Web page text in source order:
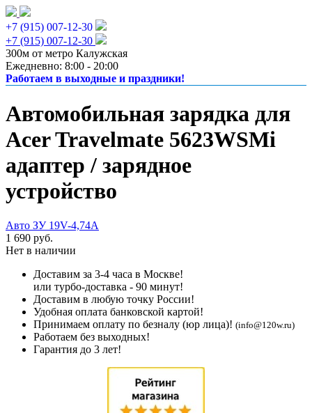
+7 (915) 007-12-30
+7 (915) 007-12-30
300м от метро Калужская
Ежедневно: 8:00 - 20:00
Работаем в выходные и праздники!
Автомобильная зарядка для
Acer Travelmate 5623WSMi
адаптер / зарядное
устройство
Авто ЗУ 19V-4,74A
1 690 руб.
Нет в наличии
Доставим за 3-4 часа в Москве!
или турбо-доставка - 90 минут!
Доставим в любую точку России!
Удобная оплата банковской картой!
Принимаем оплату по безналу (юр лица)! (info@120w.ru)
Работаем без выходных!
Гарантия до 3 лет!